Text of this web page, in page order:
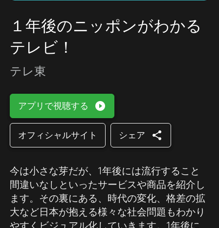
１年後のニッポンがわかる
テレビ！
テレ東
アプリで視聴する play_circle_filled
オフィシャルサイト シェア share
今は小さな芽だが、1年後には流行すること
間違いなしといったサービスや商品を紹介し
ます。その裏にある、時代の変化、格差の拡
大など日本が抱える様々な社会問題もわかり
やすくビジュアル化していきます。1年後に